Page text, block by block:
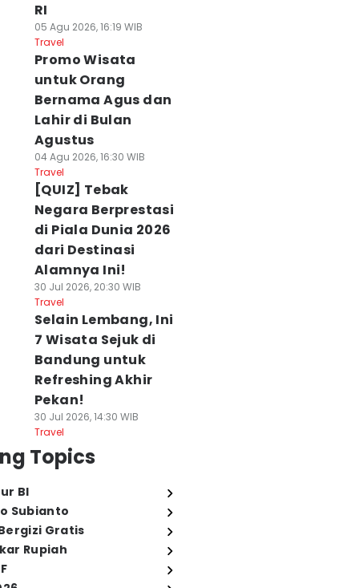
RI
05 Agu 2026, 16:19 WIB
Travel
Promo Wisata
untuk Orang
Bernama Agus dan
Lahir di Bulan
Agustus
04 Agu 2026, 16:30 WIB
Travel
[QUIZ] Tebak
Negara Berprestasi
di Piala Dunia 2026
dari Destinasi
Alamnya Ini!
30 Jul 2026, 20:30 WIB
Travel
Selain Lembang, Ini
7 Wisata Sejuk di
Bandung untuk
Refreshing Akhir
Pekan!
30 Jul 2026, 14:30 WIB
Travel
Topics
BI
Subianto
Gratis
Rupiah